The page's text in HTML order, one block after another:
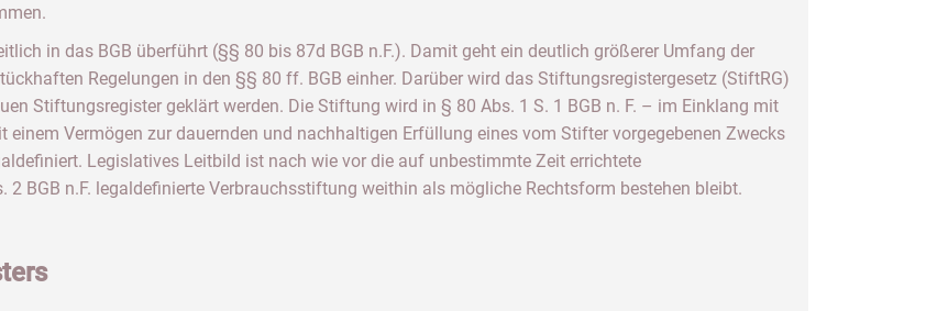
in das BGB überführt (§§ 80 bis 87d BGB n.F.). Damit geht ein deutlich größerer Umfang der
Regelungen in den §§ 80 ff. BGB einher. Darüber wird das Stiftungsregistergesetz (StiftRG)
Stiftungsregister geklärt werden. Die Stiftung wird in § 80 Abs. 1 S. 1 BGB n. F. – im Einklang mit
Vermögen zur dauernden und nachhaltigen Erfüllung eines vom Stifter vorgegebenen Zwecks
Legislatives Leitbild ist nach wie vor die auf unbestimmte Zeit errichtete
2 BGB n.F. legaldefinierte Verbrauchsstiftung weithin als mögliche Rechtsform bestehen bleibt.